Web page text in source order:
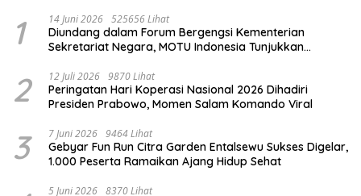
1 14 Juni 2026 525656 Lihat
Diundang dalam Forum Bergengsi Kementerian
Sekretariat Negara, MOTU Indonesia Tunjukkan
2 12 Juli 2026 9870 Lihat
Peringatan Hari Koperasi Nasional 2026 Dihadiri
Presiden Prabowo, Momen Salam Komando Viral
3 7 Juni 2026 9464 Lihat
Gebyar Fun Run Citra Garden Entalsewu Sukses Digelar,
1.000 Peserta Ramaikan Ajang Hidup Sehat
5 Juni 2026 8370 Lihat